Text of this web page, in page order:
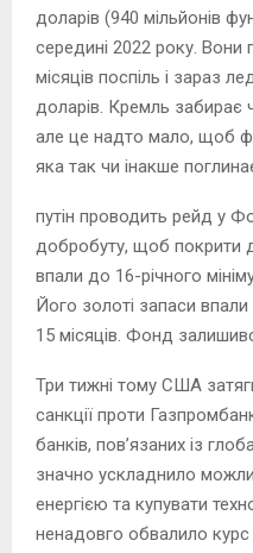
доларів (940 мільйонів
середині 2022 року. Вони
місяців поспіль і зараз
доларів. Кремль
але це надто мало, щоб
яка так чи інакше
путін проводить рейд у
добробуту, щоб покрити
впали до 16-річного
Його золоті запаси
15 місяців. Фонд
Три тижні тому США
санкції проти
банків, пов’язаних із
значно ускладнило
енергією та купувати
ненадовго обвалило курс